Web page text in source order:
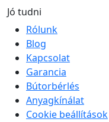
Jó tudni
Rólunk
Blog
Kapcsolat
Garancia
Bútorbérlés
Anyagkínálat
Cookie beállítások